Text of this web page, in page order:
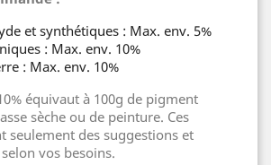
et synthétiques : Max. env. 5%
: Max. env. 10%
: Max. env. 10%
équivaut à 100g de pigment
sèche ou de peinture. Ces
seulement des suggestions et
vos besoins.